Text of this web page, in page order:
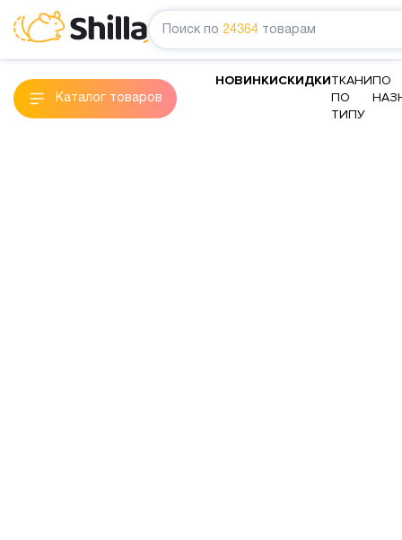
Поиск по 24364 товарам
Каталог товаров
НОВИНКИСКИДКИТКАНИ
ПО
ТИПУ
ПО